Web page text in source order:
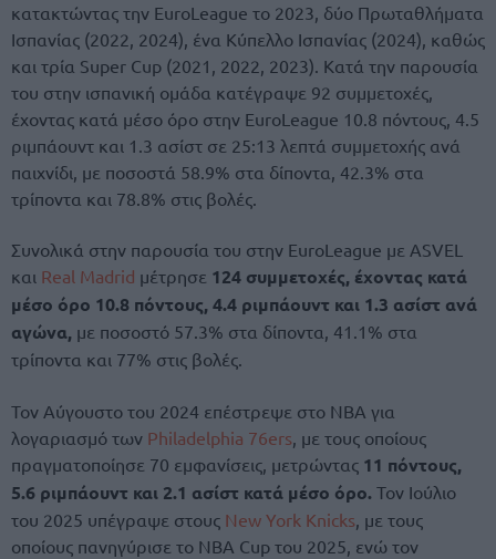
κατακτώντας την EuroLeague το 2023, δύο Πρωταθλήματα
Ισπανίας (2022, 2024), ένα Κύπελλο Ισπανίας (2024), καθώς
και τρία Super Cup (2021, 2022, 2023). Κατά την παρουσία
του στην ισπανική ομάδα κατέγραψε 92 συμμετοχές,
έχοντας κατά μέσο όρο στην EuroLeague 10.8 πόντους, 4.5
ριμπάουντ και 1.3 ασίστ σε 25:13 λεπτά συμμετοχής ανά
παιχνίδι, με ποσοστά 58.9% στα δίποντα, 42.3% στα
τρίποντα και 78.8% στις βολές.
Συνολικά στην παρουσία του στην EuroLeague με ASVEL
και Real Madrid μέτρησε 124 συμμετοχές, έχοντας κατά
μέσο όρο 10.8 πόντους, 4.4 ριμπάουντ και 1.3 ασίστ ανά
αγώνα, με ποσοστό 57.3% στα δίποντα, 41.1% στα
τρίποντα και 77% στις βολές.
Τον Αύγουστο του 2024 επέστρεψε στο NBA για
λογαριασμό των Philadelphia 76ers , με τους οποίους
πραγματοποίησε 70 εμφανίσεις, μετρώντας 11 πόντους,
5.6 ριμπάουντ και 2.1 ασίστ κατά μέσο όρο. Τον Ιούλιο
του 2025 υπέγραψε στους New York Knicks , με τους
οποίους πανηγύρισε το NBA Cup του 2025, ενώ τον